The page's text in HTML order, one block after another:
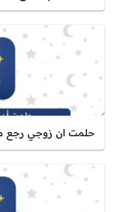
حلمت ان زوجي رجع